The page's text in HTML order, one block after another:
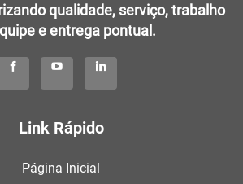
qualidade, serviço, trabalho
e entrega pontual.
Link Rápido
Página Inicial